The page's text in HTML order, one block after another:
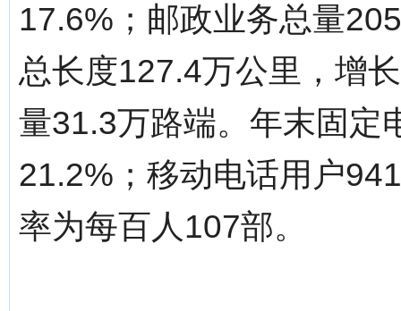
17.6%；邮政业务总量
总长度127.4万公里，增
量31.3万路端。年末固定
21.2%；移动电话用户
率为每百人107部。